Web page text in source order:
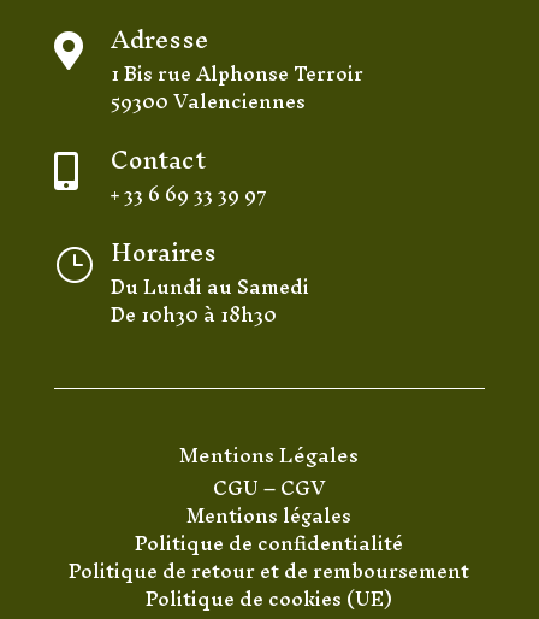
 Adresse
1 Bis rue Alphonse Terroir
59300 Valenciennes
 Contact
+ 33 6 69 33 39 97
} Horaires
Du Lundi au Samedi
De 10h30 à 18h30
Mentions Légales
CGU–CGV
Mentions légales
Politique de confidentialité
Politique de retour et de remboursement
Politique de cookies (UE)